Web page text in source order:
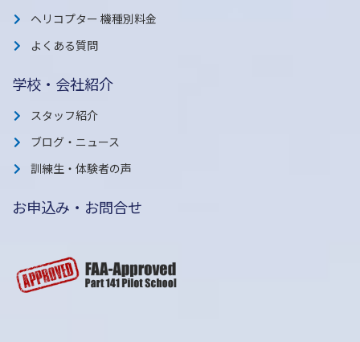
ヘリコプター 機種別料金
よくある質問
学校・会社紹介
スタッフ紹介
ブログ・ニュース
訓練生・体験者の声
お申込み・お問合せ